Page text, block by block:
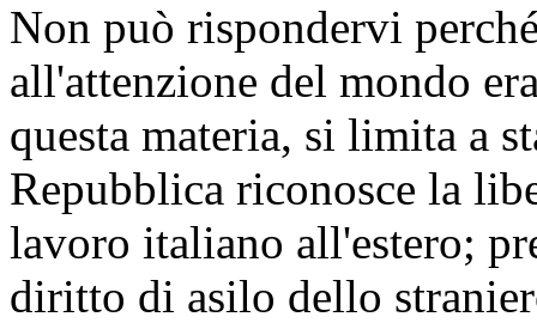
Non può rispondervi
all'attenzione del mondo
questa materia, si limita a
Repubblica riconosce la
lavoro italiano all'estero;
diritto di asilo dello